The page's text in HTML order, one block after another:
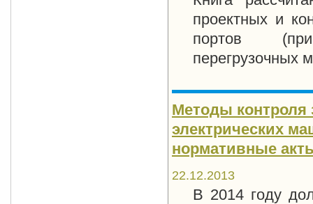
проектных и
портов
перегрузочных
Методы контроля
электрических
нормативные
22.12.2013
В 2014 году